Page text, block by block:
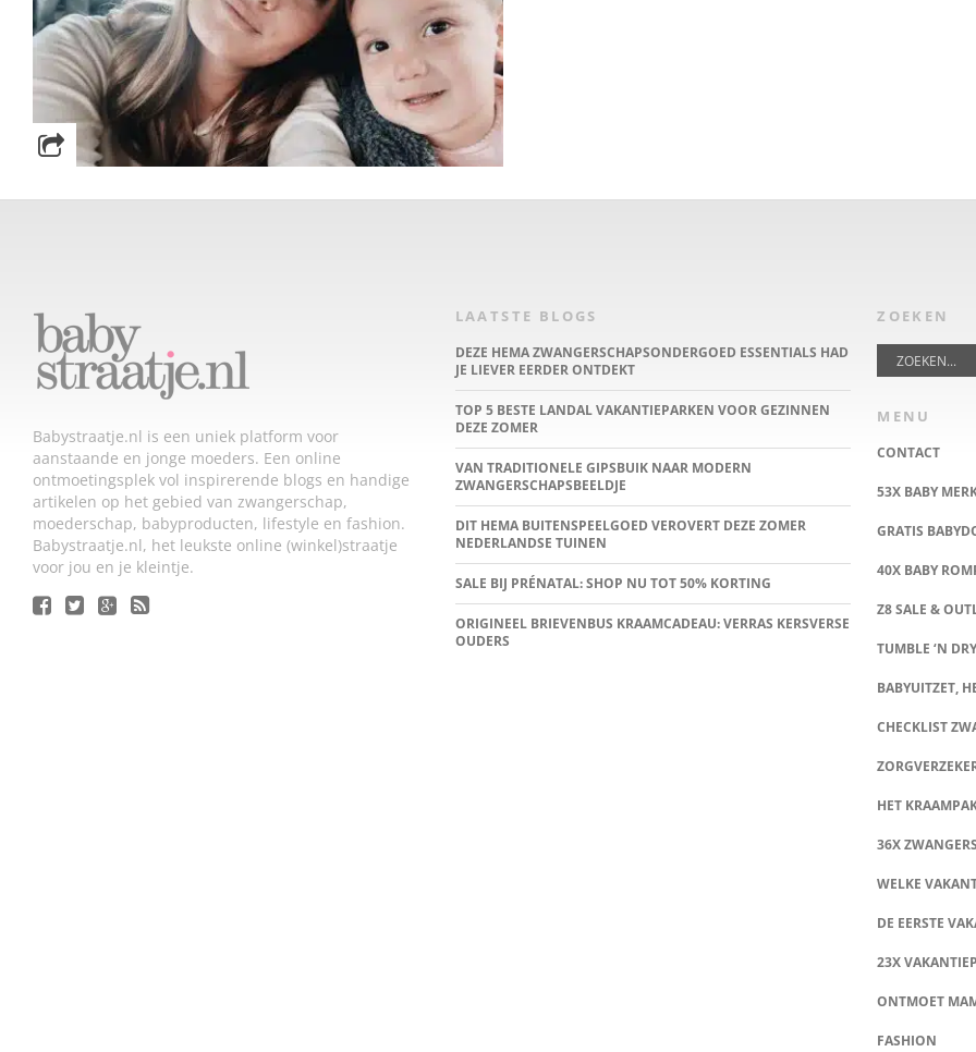
Babystraatje.nl is een uniek platform voor
aanstaande en jonge moeders. Een online
ontmoetingsplek vol inspirerende blogs en handige
artikelen op het gebied van zwangerschap,
moederschap, babyproducten, lifestyle en fashion.
Babystraatje.nl, het leukste online (winkel)straatje
voor jou en je kleintje.
LAATSTE BLOGS
DEZE HEMA ZWANGERSCHAPSONDERGOED ESSENTIALS HAD
JE LIEVER EERDER ONTDEKT
TOP 5 BESTE LANDAL VAKANTIEPARKEN VOOR GEZINNEN
DEZE ZOMER
VAN TRADITIONELE GIPSBUIK NAAR MODERN
ZWANGERSCHAPSBEELDJE
DIT HEMA BUITENSPEELGOED VEROVERT DEZE ZOMER
NEDERLANDSE TUINEN
SALE BIJ PRÉNATAL: SHOP NU TOT 50% KORTING
ORIGINEEL BRIEVENBUS KRAAMCADEAU: VERRAS KERSVERSE
OUDERS
ZOEKEN
MENU
CONTACT
53X BABY
GRATIS
40X BABY
Z8 SALE &
TUMBLE ‘N
BABYUITZET,
CHECKLIST
HET
36X
WELKE
DE EERSTE
23X
ONTMOET
FASHION